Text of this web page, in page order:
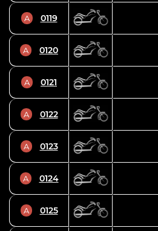
A 0119
A 0120
A 0121
A 0122
A 0123
A 0124
A 0125